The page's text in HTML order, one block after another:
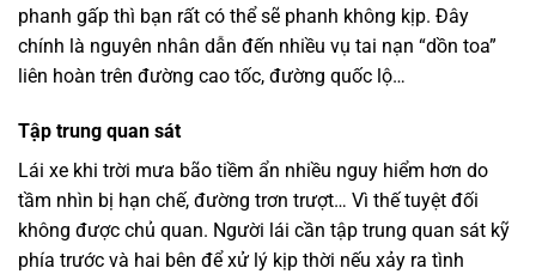
phanh gấp thì bạn rất có thể sẽ phanh không kịp. Đây
chính là nguyên nhân dẫn đến nhiều vụ tai nạn “dồn toa”
liên hoàn trên đường cao tốc, đường quốc lộ…
Tập trung quan sát
Lái xe khi trời mưa bão tiềm ẩn nhiều nguy hiểm hơn do
tầm nhìn bị hạn chế, đường trơn trượt… Vì thế tuyệt đối
không được chủ quan. Người lái cần tập trung quan sát kỹ
phía trước và hai bên để xử lý kịp thời nếu xảy ra tình